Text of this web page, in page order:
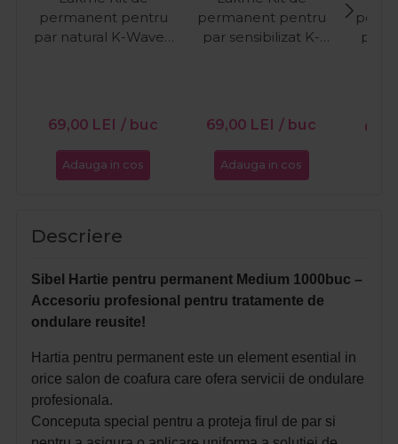
permanent pentru
par natural K-Wave 1
69,00 LEI / buc
Adauga in cos
permanent pentru
par sensibilizat K-
69,00 LEI / buc
Adauga in cos
par
Descriere
Sibel Hartie pentru permanent Medium 1000buc –
Accesoriu profesional pentru tratamente de
ondulare reusite!
Hartia pentru permanent este un element esential in
orice salon de coafura care ofera servicii de ondulare
profesionala.
Conceputa special pentru a proteja firul de par si